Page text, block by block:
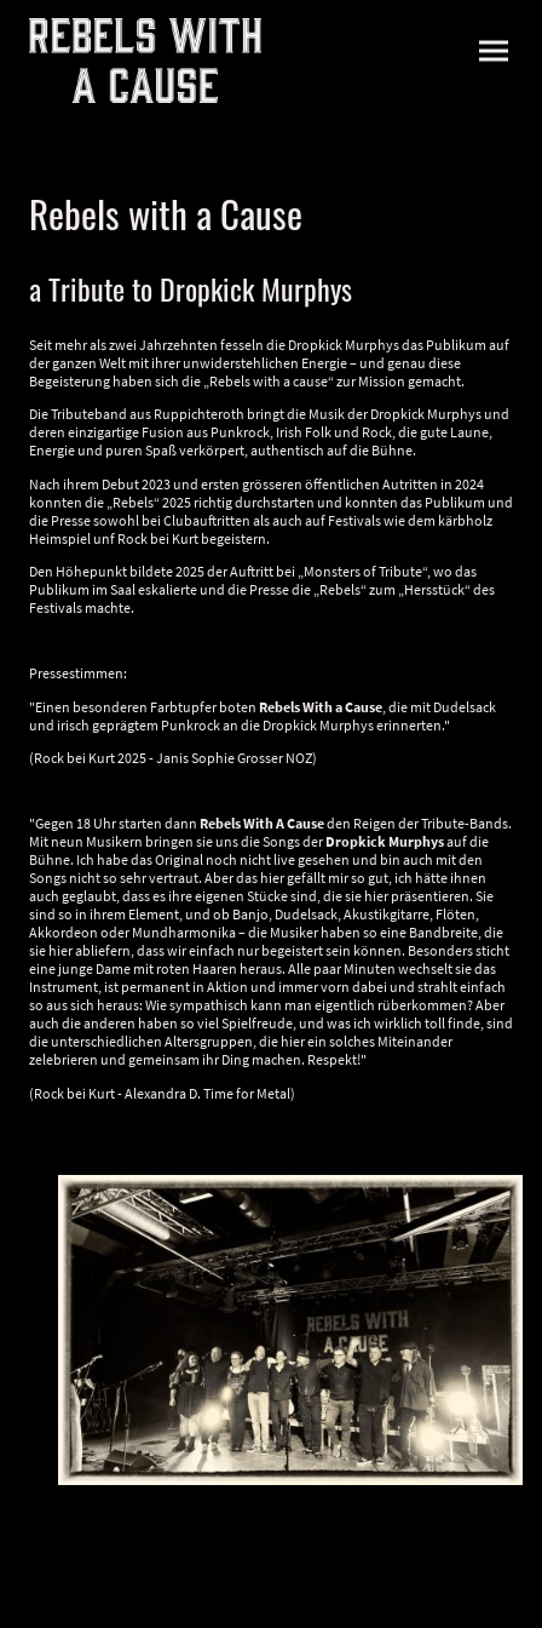
Rebels with a Cause
a Tribute to Dropkick Murphys
Seit mehr als zwei Jahrzehnten fesseln die Dropkick Murphys das Publikum auf
der ganzen Welt mit ihrer unwiderstehlichen Energie – und genau diese
Begeisterung haben sich die „Rebels with a cause“ zur Mission gemacht.
Die Tributeband aus Ruppichteroth bringt die Musik der Dropkick Murphys und
deren einzigartige Fusion aus Punkrock, Irish Folk und Rock, die gute Laune,
Energie und puren Spaß verkörpert, authentisch auf die Bühne.
Nach ihrem Debut 2023 und ersten grösseren öffentlichen Autritten in 2024
konnten die „Rebels“ 2025 richtig durchstarten und konnten das Publikum und
die Presse sowohl bei Clubauftritten als auch auf Festivals wie dem kärbholz
Heimspiel unf Rock bei Kurt begeistern.
Den Höhepunkt bildete 2025 der Auftritt bei „Monsters of Tribute“, wo das
Publikum im Saal eskalierte und die Presse die „Rebels“ zum „Hersstück“ des
Festivals machte.
Pressestimmen:
"Einen besonderen Farbtupfer boten Rebels With a Cause , die mit Dudelsack
und irisch geprägtem Punkrock an die Dropkick Murphys erinnerten."
(Rock bei Kurt 2025 - Janis Sophie Grosser NOZ)
"Gegen 18 Uhr starten dann Rebels With A Causeden Reigen der Tribute-Bands.
Mit neun Musikern bringen sie uns die Songs derDropkick Murphysauf die
Bühne. Ich habe das Original noch nicht live gesehen und bin auch mit den
Songs nicht so sehr vertraut. Aber das hier gefällt mir so gut, ich hätte ihnen
auch geglaubt, dass es ihre eigenen Stücke sind, die sie hier präsentieren. Sie
sind so in ihrem Element, und ob Banjo, Dudelsack, Akustikgitarre, Flöten,
Akkordeon oder Mundharmonika – die Musiker haben so eine Bandbreite, die
sie hier abliefern, dass wir einfach nur begeistert sein können. Besonders sticht
eine junge Dame mit roten Haaren heraus. Alle paar Minuten wechselt sie das
Instrument, ist permanent in Aktion und immer vorn dabei und strahlt einfach
so aus sich heraus: Wie sympathisch kann man eigentlich rüberkommen? Aber
auch die anderen haben so viel Spielfreude, und was ich wirklich toll finde, sind
die unterschiedlichen Altersgruppen, die hier ein solches Miteinander
zelebrieren und gemeinsam ihr Ding machen. Respekt!"
(Rock bei Kurt - Alexandra D. Time for Metal)